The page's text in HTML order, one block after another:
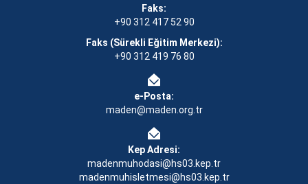
Faks:
+90 312 417 52 90
Faks (Sürekli Eğitim Merkezi):
+90 312 419 76 80
e-Posta:
maden@maden.org.tr
Kep Adresi:
madenmuhodasi@hs03.kep.tr
madenmuhisletmesi@hs03.kep.tr